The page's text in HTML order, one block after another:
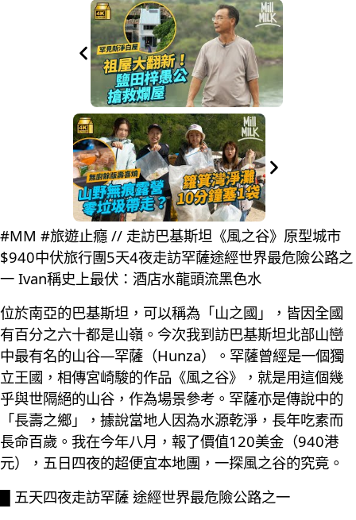
#MM #旅遊止癮 // 走訪巴基斯坦《風之谷》原型城市
$940中伏旅行團5天4夜走訪罕薩途經世界最危險公路之
一 Ivan稱史上最伏：酒店水龍頭流黑色水
位於南亞的巴基斯坦，可以稱為「山之國」，皆因全國
有百分之六十都是山嶺。今次我到訪巴基斯坦北部山巒
中最有名的山谷—罕薩（Hunza）。罕薩曾經是一個獨
立王國，相傳宮崎駿的作品《風之谷》，就是用這個幾
乎與世隔絕的山谷，作為場景參考。罕薩亦是傳說中的
「長壽之鄉」，據說當地人因為水源乾淨，長年吃素而
長命百歲。我在今年八月，報了價值120美金（940港
元），五日四夜的超便宜本地團，一探風之谷的究竟。
█ 五天四夜走訪罕薩 途經世界最危險公路之一